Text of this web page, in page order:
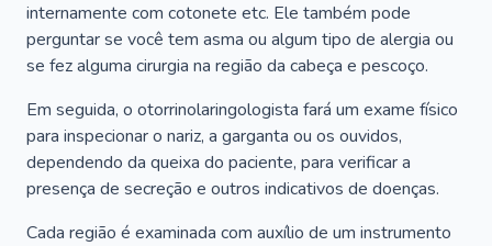
internamente com cotonete etc. Ele também pode
perguntar se você tem asma ou algum tipo de alergia ou
se fez alguma cirurgia na região da cabeça e pescoço.
Em seguida, o otorrinolaringologista fará um exame físico
para inspecionar o nariz, a garganta ou os ouvidos,
dependendo da queixa do paciente, para verificar a
presença de secreção e outros indicativos de doenças.
Cada região é examinada com auxílio de um instrumento